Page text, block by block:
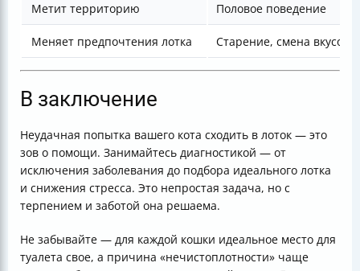
Метит территорию Половое поведение
Меняет предпочтения лотка Старение, смена вкусов
В заключение
Неудачная попытка вашего кота сходить в лоток — это
зов о помощи. Занимайтесь диагностикой — от
исключения заболевания до подбора идеального лотка
и снижения стресса. Это непростая задача, но с
терпением и заботой она решаема.
Не забывайте — для каждой кошки идеальное место для
туалета свое, а причина «нечистоплотности» чаще